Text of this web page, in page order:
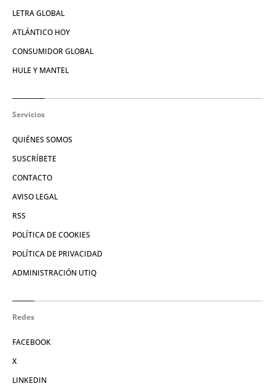
LETRA GLOBAL
ATLÁNTICO HOY
CONSUMIDOR GLOBAL
HULE Y MANTEL
Servicios
QUIÉNES SOMOS
SUSCRÍBETE
CONTACTO
AVISO LEGAL
RSS
POLÍTICA DE COOKIES
POLÍTICA DE PRIVACIDAD
ADMINISTRACIÓN UTIQ
Redes
FACEBOOK
X
LINKEDIN